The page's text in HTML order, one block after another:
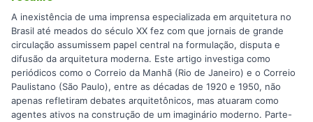
A inexistência de uma imprensa especializada em arquitetura no
Brasil até meados do século XX fez com que jornais de grande
circulação assumissem papel central na formulação, disputa e
difusão da arquitetura moderna. Este artigo investiga como
periódicos como o Correio da Manhã (Rio de Janeiro) e o Correio
Paulistano (São Paulo), entre as décadas de 1920 e 1950, não
apenas refletiram debates arquitetônicos, mas atuaram como
agentes ativos na construção de um imaginário moderno. Parte-